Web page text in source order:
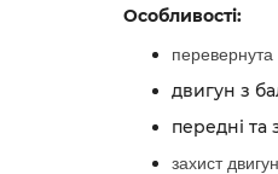
Особливості:
перевернута
двигун з
передні та
захист